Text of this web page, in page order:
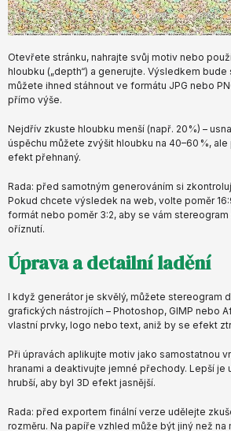
Otevřete stránku, nahrajte svůj motiv nebo
hloubku („depth“) a generujte. Výsledkem
můžete ihned stáhnout ve formátu JPG nebo
přímo výše.
Nejdřív zkuste hloubku menší (např. 20 %) –
úspěchu můžete zvýšit hloubku na 40–60 %,
efekt přehnaný.
Rada: před samotným generováním si
Pokud chcete výsledek na web, volte poměr
formát nebo poměr 3:2, aby se vám
oříznutí.
Úprava a detailní ladění
I když generátor je skvělý, můžete stereogram
grafických nástrojích – Photoshop, GIMP nebo
vlastní prvky, logo nebo text, aniž by se efekt
Při úpravách aplikujte motiv jako samostatnou
hranami a deaktivujte jemné přechody. Lepší je
hrubší, aby byl 3D efekt jasnější.
Rada: před exportem finální verze udělejte
rozměru. Na papíře vzhled může být jiný než na